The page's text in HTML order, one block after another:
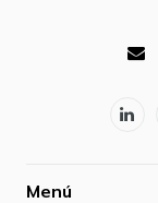
Menú